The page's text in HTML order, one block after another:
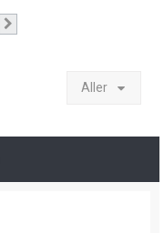
Aller